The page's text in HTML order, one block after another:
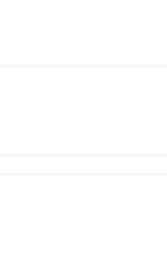
sans complications.
du marché.
des plateformes et des dApps.